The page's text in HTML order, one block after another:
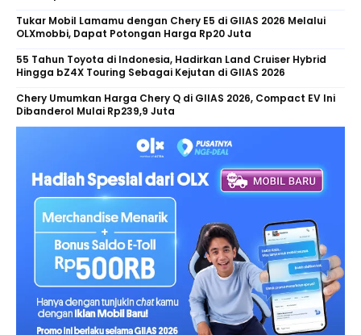
Tukar Mobil Lamamu dengan Chery E5 di GIIAS 2026 Melalui
OLXmobbi, Dapat Potongan Harga Rp20 Juta
55 Tahun Toyota di Indonesia, Hadirkan Land Cruiser Hybrid
Hingga bZ4X Touring Sebagai Kejutan di GIIAS 2026
Chery Umumkan Harga Chery Q di GIIAS 2026, Compact EV Ini
Dibanderol Mulai Rp239,9 Juta